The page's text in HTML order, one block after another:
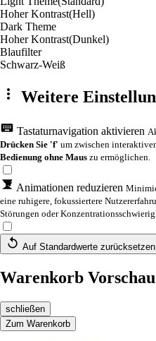
Hoher Kontrast(Hell)
Dark Theme
Hoher Kontrast(Dunkel)
Blaufilter
Schwarz-Weiß
Weitere
Tastaturnavigation aktivieren
Drücken Sie 'f' um zwischen
Bedienung ohne Maus zu ermöglichen.
Animationen reduzieren
eine ruhigere, fokussiertere
Störungen oder
Auf Standardwerte zurücksetzen
Warenkorb Vorschau
schließen
Zum Warenkorb